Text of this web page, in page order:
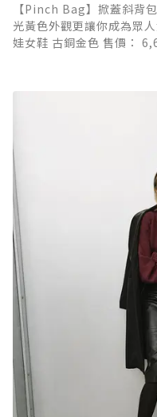
【Pinch Bag】掀蓋斜背
光黃色外觀更讓你成為眾
娃女鞋 古銅金色 售價：